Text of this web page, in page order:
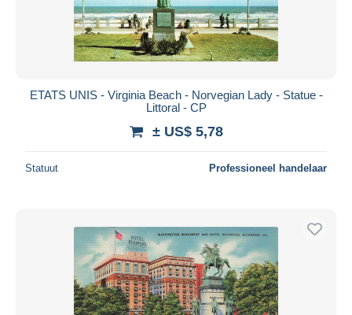
ETATS UNIS - Virginia Beach - Norvegian Lady - Statue -
Littoral - CP
± US$ 5,78
Statuut Professioneel handelaar